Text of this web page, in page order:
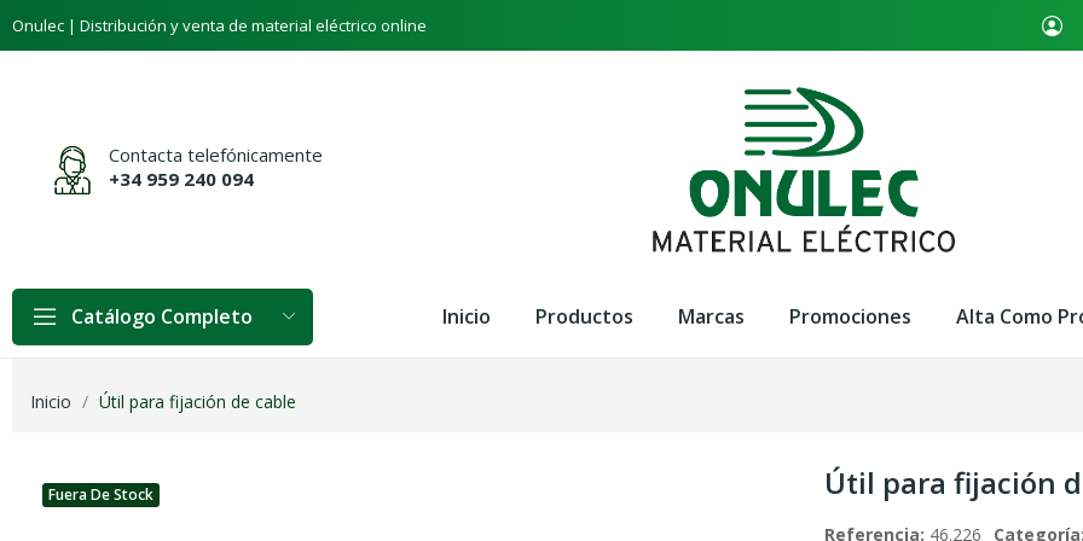
to
All
One
screen
Onulec | Distribución y venta de material eléctrico online
Contacta telefónicamente
+34 959 240 094
Catálogo Completo Inicio Productos Marcas Promociones Alta Como
Inicio Útil para fijación de cable
Fuera De Stock Útil para fijación
Referencia: 46.226